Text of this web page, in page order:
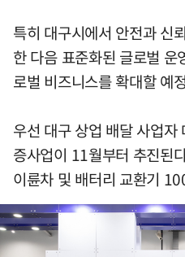
특히 대구시에서 안전과 신
한 다음 표준화된 글로벌
로벌 비즈니스를 확대할 예
우선 대구 상업 배달 사업자
증사업이 11월부터 추진된
이륜차 및 배터리 교환기